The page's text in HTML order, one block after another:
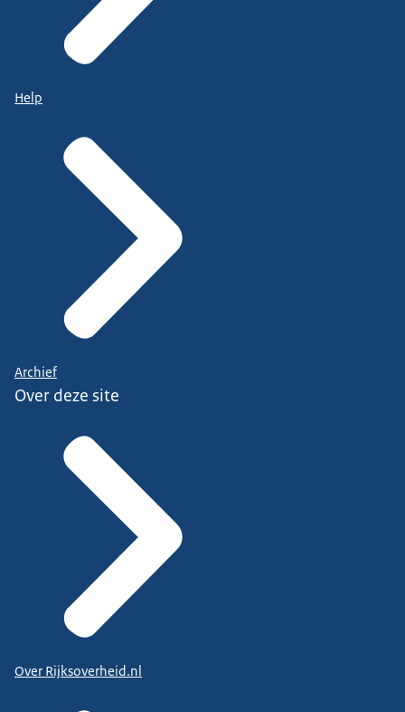
Help
Archief
Over deze site
Over Rijksoverheid.nl